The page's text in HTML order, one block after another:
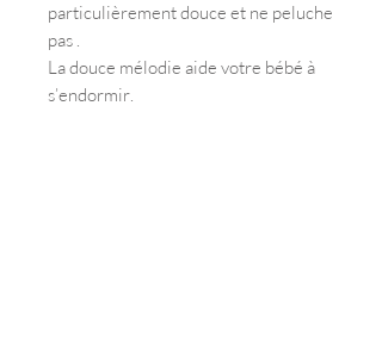
particulièrement douce et ne peluche
pas .
La douce mélodie aide votre bébé à
s’endormir.